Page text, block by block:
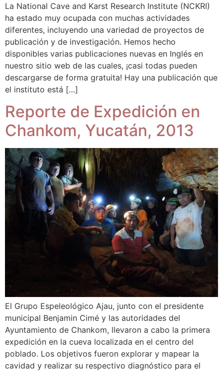
La National Cave and Karst Research Institute (NCKRI)
ha estado muy ocupada con muchas actividades
diferentes, incluyendo una variedad de proyectos de
publicación y de investigación. Hemos hecho
disponibles varias publicaciones nuevas en Inglés en
nuestro sitio web de las cuales, ¡casi todas pueden
descargarse de forma gratuita! Hay una publicación que
el instituto está […]
Reporte de Expedición en
Chankom, Yucatán, 2013
El Grupo Espeleológico Ajau, junto con el presidente
municipal Benjamin Cimé y las autoridades del
Ayuntamiento de Chankom, llevaron a cabo la primera
expedición en la cueva localizada en el centro del
poblado. Los objetivos fueron explorar y mapear la
cavidad y realizar su respectivo diagnóstico para el